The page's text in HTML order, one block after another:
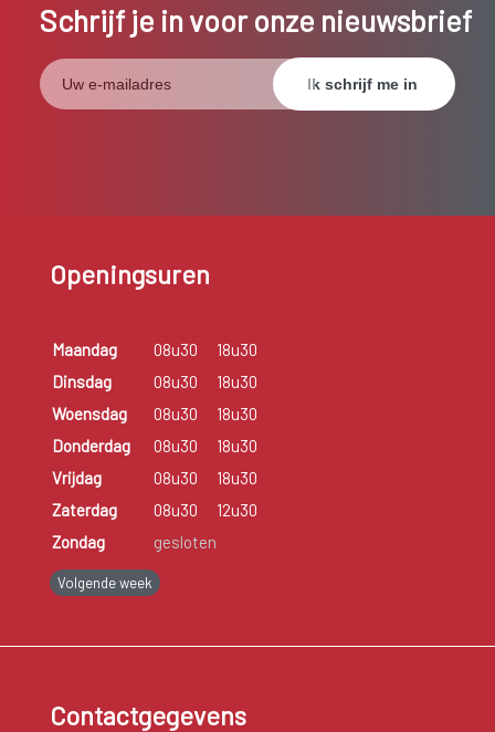
Schrijf je in voor onze nieuwsbrief
Openingsuren
Maandag 08u30
18u30
Dinsdag
08u30
18u30
Woensdag
08u30
18u30
Donderdag
08u30
18u30
Vrijdag
08u30
18u30
Zaterdag
08u30
12u30
Zondag
gesloten
Volgende week
Contactgegevens